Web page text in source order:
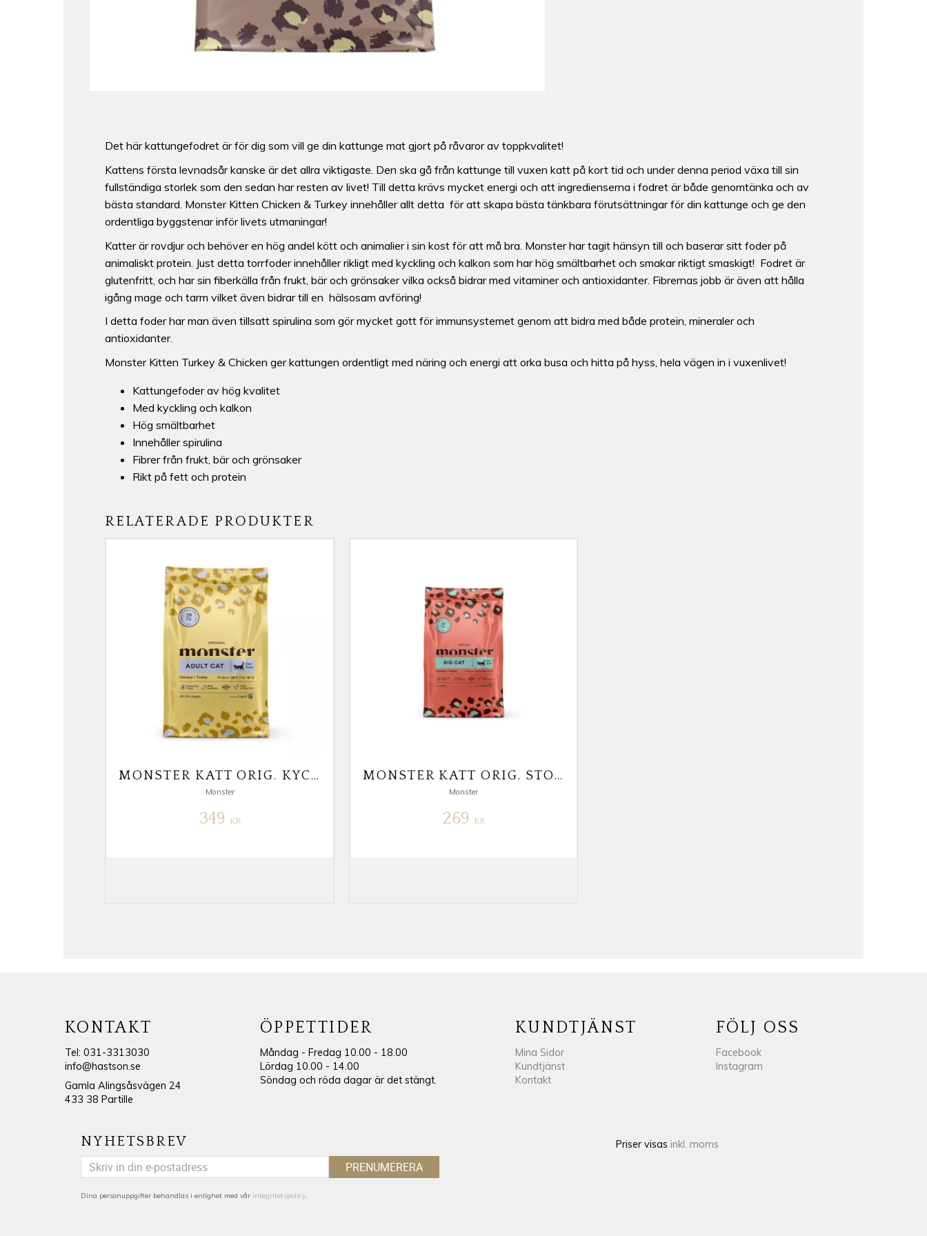
Det här kattungefodret är för dig som vill ge din kattunge mat gjort på råvaror av toppkvalitet!
Kattens första levnadsår kanske är det allra viktigaste. Den ska gå från kattunge till vuxen katt på kort tid och under denna period växa till sin
fullständiga storlek som den sedan har resten av livet! Till detta krävs mycket energi och att ingredienserna i fodret är både genomtänka och av
bästa standard. Monster Kitten Chicken & Turkey innehåller allt detta för att skapa bästa tänkbara förutsättningar för din kattunge och ge den
ordentliga byggstenar inför livets utmaningar!
Katter är rovdjur och behöver en hög andel kött och animalier i sin kost för att må bra. Monster har tagit hänsyn till och baserar sitt foder på
animaliskt protein. Just detta torrfoder innehåller rikligt med kyckling och kalkon som har hög smältbarhet och smakar riktigt smaskigt! Fodret är
glutenfritt, och har sin fiberkälla från frukt, bär och grönsaker vilka också bidrar med vitaminer och antioxidanter. Fibrernas jobb är även att hålla
igång mage och tarm vilket även bidrar till en hälsosam avföring!
I detta foder har man även tillsatt spirulina som gör mycket gott för immunsystemet genom att bidra med både protein, mineraler och
antioxidanter.
Monster Kitten Turkey & Chicken ger kattungen ordentligt med näring och energi att orka busa och hitta på hyss, hela vägen in i vuxenlivet!
Kattungefoder av hög kvalitet
Med kyckling och kalkon
Hög smältbarhet
Innehåller spirulina
Fibrer från frukt, bär och grönsaker
Rikt på fett och protein
RELATERADE PRODUKTER
MONSTER KATT ORIG. KYCKLING/KALKON 2KG
Monster
349 KR
MONSTER KATT ORIG. STOR KATT KYCKLING/KALKON 2KG
Monster
269 KR
KONTAKT
Tel: 031-3313030
info@hastson.se
Gamla Alingsåsvägen 24
433 38 Partille
ÖPPETTIDER
Måndag - Fredag 10.00 - 18.00
Lördag 10.00 - 14.00
Söndag och röda dagar är det stängt.
KUNDTJÄNST
Mina Sidor
Kundtjänst
Kontakt
FÖLJ OSS
Facebook
Instagram
NYHETSBREV
PRENUMERERA
Dina personuppgifter behandlas i enlighet med vår integritetspolicy
Priser visas inkl. moms